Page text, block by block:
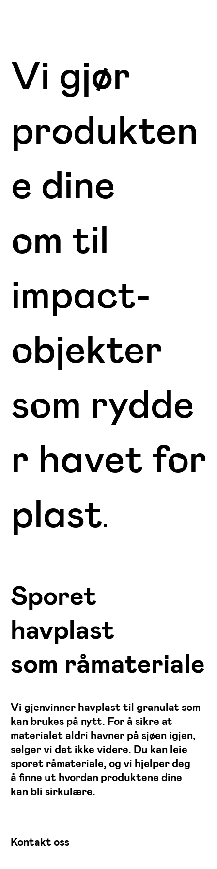
Vi gjør
produkten
e dine
om til
impact-
objekter
som rydde
r havet for
plast.
Sporet
havplast
som råmateriale
Vi gjenvinner havplast til granulat som
kan brukes på nytt. For å sikre at
materialet aldri havner på sjøen igjen,
selger vi det ikke videre. Du kan leie
sporet råmateriale, og vi hjelper deg
å finne ut hvordan produktene dine
kan bli sirkulære.
Kontakt oss